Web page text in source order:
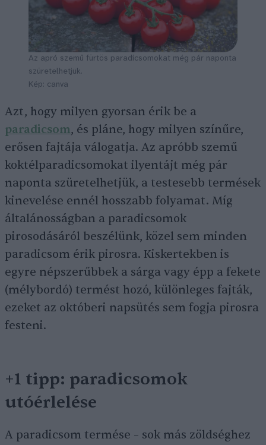
Az apró szemű fürtös paradicsomokat még pár naponta
szüretelhetjük.
Kép: canva
Azt, hogy milyen gyorsan érik be a
paradicsom, és pláne, hogy milyen színűre,
erősen fajtája válogatja. Az apróbb szemű
koktélparadicsomokat ilyentájt még pár
naponta szüretelhetjük, a testesebb termések
kinevelése ennél hosszabb folyamat. Míg
általánosságban a paradicsomok
pirosodásáról beszélünk, közel sem minden
paradicsom érik pirosra. Kiskertekben is
egyre népszerűbbek a sárga vagy épp a fekete
(mélybordó) termést hozó, különleges fajták,
ezeket az októberi napsütés sem fogja pirosra
festeni.
+1 tipp: paradicsomok
utóérlelése
A paradicsom termése – sok más zöldséghez